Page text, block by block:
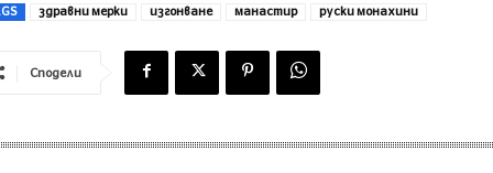
здравни мерки изгонване манастир руски монахини
Сподели